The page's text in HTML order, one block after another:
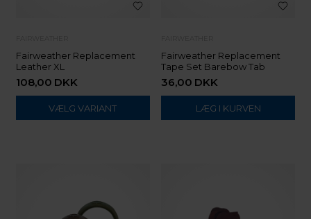
Fairweather Replacement
Leather XL
108,00 DKK
VÆLG VARIANT
Fairweather Replacement
Tape Set Barebow Tab
36,00 DKK